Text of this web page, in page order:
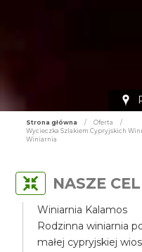
Strona główna / Oferta
/
Wycieczka Szlakiem Cypryjskich
Winiarnia
NASZE
Winiarnia Kalamos
Rodzinna winiarnia
małej cypryjskiej